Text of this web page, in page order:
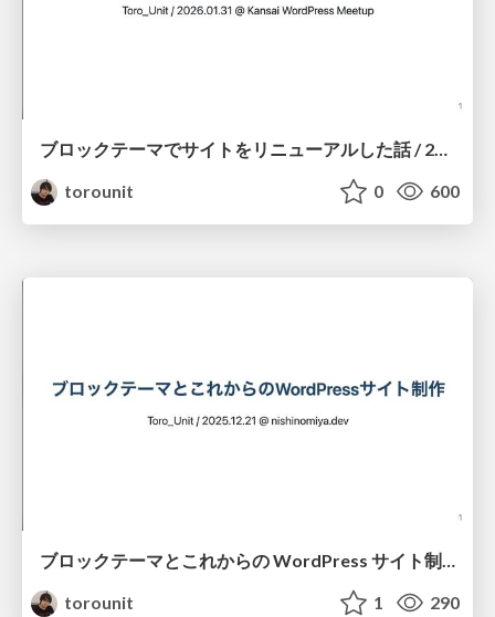
ブロックテーマでサイトをリニューアルした話 / 2026-01-31 Kansai WordPress Meetup
torounit
0 600
ブロックテーマとこれからの WordPress サイト制作 / nishinomiya.dev@2025-12-21
torounit
1 290